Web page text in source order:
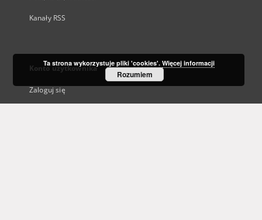
Kanały RSS
Konto użytkownika
Zaloguj się
Ta strona wykorzystuje pliki 'cookies'. Więcej informacji
Rozumiem